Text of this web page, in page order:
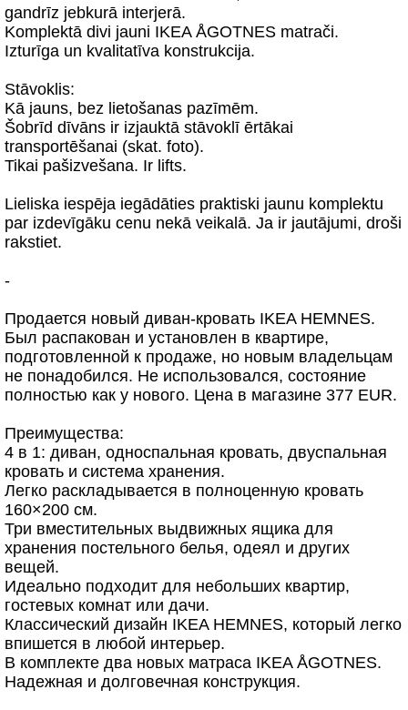
gandrīz jebkurā interjerā.
Komplektā divi jauni IKEA ÅGOTNES matrači.
Izturīga un kvalitatīva konstrukcija.
Stāvoklis:
Kā jauns, bez lietošanas pazīmēm.
Šobrīd dīvāns ir izjauktā stāvoklī ērtākai
transportēšanai (skat. foto).
Tikai pašizvešana. Ir lifts.
Lieliska iespēja iegādāties praktiski jaunu komplektu
par izdevīgāku cenu nekā veikalā. Ja ir jautājumi, droši
rakstiet.
-
Продается новый диван-кровать IKEA HEMNES.
Был распакован и установлен в квартире,
подготовленной к продаже, но новым владельцам
не понадобился. Не использовался, состояние
полностью как у нового. Цена в магазине 377 EUR.
Преимущества:
4 в 1: диван, односпальная кровать, двуспальная
кровать и система хранения.
Легко раскладывается в полноценную кровать
160×200 см.
Три вместительных выдвижных ящика для
хранения постельного белья, одеял и других
вещей.
Идеально подходит для небольших квартир,
гостевых комнат или дачи.
Классический дизайн IKEA HEMNES, который легко
впишется в любой интерьер.
В комплекте два новых матраса IKEA ÅGOTNES.
Надежная и долговечная конструкция.